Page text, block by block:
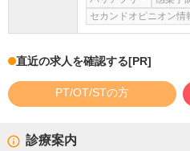
セカンドオピニオン情
直近の求人を確認する[PR]
PT/OT/STの方
診療案内